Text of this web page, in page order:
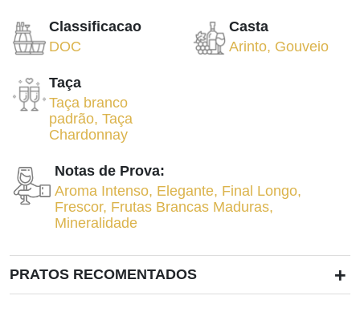
Classificacao
DOC
Casta
Arinto, Gouveio
Taça
Taça branco
padrão,Taça
Chardonnay
Notas de Prova:
Aroma Intenso, Elegante, Final Longo,
Frescor, Frutas Brancas Maduras,
Mineralidade
PRATOS RECOMENTADOS +